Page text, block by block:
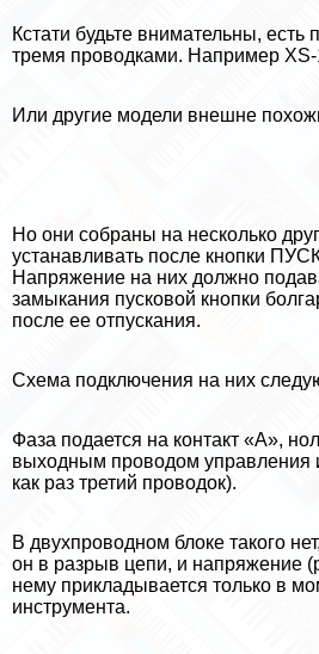
Кстати будьте внимательны, есть
тремя проводками. Например XS-
Или другие модели внешне
Но они собраны на несколько
устанавливать после кнопки
Напряжение на них должно
замыкания пусковой кнопки
после ее отпускания.
Схема подключения на них
Фаза подается на контакт «А»,
выходным проводом управления
как раз третий проводок).
В двухпроводном блоке такого
он в разрыв цепи, и напряжение
нему прикладывается только в
инструмента.